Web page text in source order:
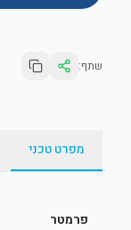
שתף:
מפרט טכני
פרמטר